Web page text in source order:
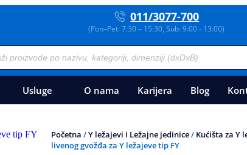
011/3077-700
(Pon–Pet: 7:30 – 15:30, Sub: 9:00 - 13:00)
Usluge O nama Karijera Blog
Početna /Y ležajevi i Ležajne jedinice/ Kućišta za Y
livenog gvožđa za Y ležajeve tip FY